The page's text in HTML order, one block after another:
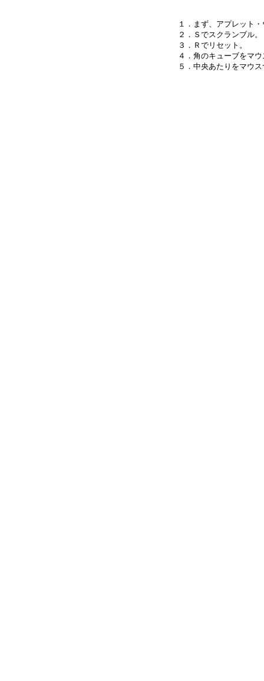
１．まず、アプレット
２．Ｓでスクランブル。
３．Ｒでリセット。
４．角のキューブをマ